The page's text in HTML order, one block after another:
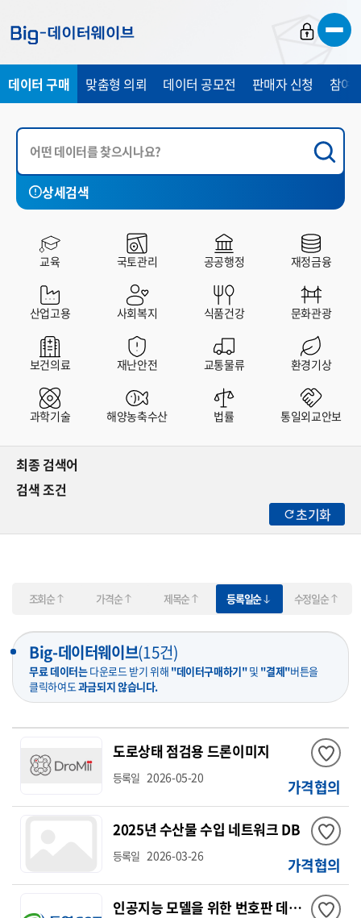
가
가
가
데이터 구매 맞춤형 의뢰 데이터 공모전 판매자 신청 참여
상세검색
국토관리 공공행정 사회복지
전체 유료 무료
교육 국토관리 공공행정 재정금융
산업고용 사회복지 식품건강 문화관광
보건의료 재난안전 교통물류 환경기상
과학기술 해양농축수산 법률 통일외교안보
최종 검색어
검색 조건
초기화
조회순 가격순 제목순 등록일순 수정일순
Big-데이터웨이브(15건)
무료 데이터는다운로드 받기 위해 "데이터구매하기"및 "결제"버튼을
클릭하여도과금되지 않습니다.
도로상태 점검용 드론이미지
등록일 2026-05-20 가격협의
2025년 수산물 수입 네트워크 DB
등록일 2026-03-26 가격협의
인공지능 모델을 위한 번호판 데이터